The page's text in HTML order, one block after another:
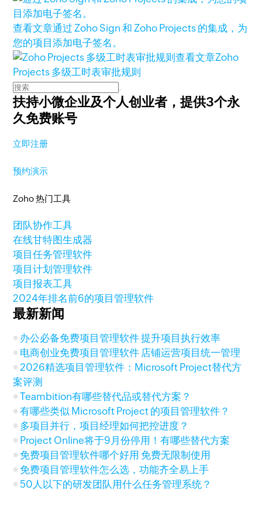
查看文章通过 Zoho Sign 和 Zoho Projects 的集成，为
您的项目添加电子签名。
查看文章Zoho
Projects 多级工时表审批规则
扶持小微企业及个人创业者，提供3个永
久免费账号
立即注册
预约演示
Zoho 热门工具
团队协作工具
在线甘特图生成器
项目任务管理软件
项目计划管理软件
项目报表工具
2024年排名前6的项目管理软件
最新新闻
办公必备免费项目管理软件 提升项目执行效率
电商创业免费项目管理软件 店铺运营项目统一管理
2026精选项目管理软件：Microsoft Project替代方
案评测
Teambition有哪些替代品或替代方案？
有哪些类似 Microsoft Project 的项目管理软件？
多项目并行，项目经理如何把控进度？
Project Online将于9月份停用！有哪些替代方案
免费项目管理软件哪个好用 免费无限制使用
免费项目管理软件怎么选，功能齐全易上手
50人以下的研发团队用什么任务管理系统？